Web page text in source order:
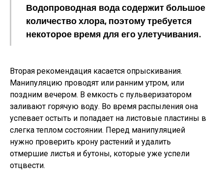
Водопроводная вода содержит большое
количество хлора, поэтому требуется
некоторое время для его улетучивания.
Вторая рекомендация касается опрыскивания.
Манипуляцию проводят или ранним утром, или
поздним вечером. В емкость с пульверизатором
заливают горячую воду. Во время распыления она
успевает остыть и попадает на листовые пластины в
слегка теплом состоянии. Перед манипуляцией
нужно проверить крону растений и удалить
отмершие листья и бутоны, которые уже успели
отцвести.